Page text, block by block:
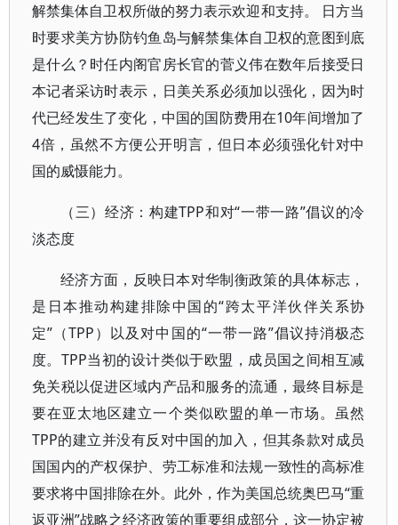
解禁集体自卫权所做的努力表示欢迎和支持。 日方当
时要求美方协防钓鱼岛与解禁集体自卫权的意图到底
是什么？时任内阁官房长官的菅义伟在数年后接受日
本记者采访时表示，日美关系必须加以强化，因为时
代已经发生了变化，中国的国防费用在10年间增加了
4倍，虽然不方便公开明言，但日本必须强化针对中
国的威慑能力。
（三）经济：构建TPP和对“一带一路”倡议的冷
淡态度
经济方面，反映日本对华制衡政策的具体标志，
是日本推动构建排除中国的“跨太平洋伙伴关系协
定”（TPP）以及对中国的“一带一路”倡议持消极态
度。TPP当初的设计类似于欧盟，成员国之间相互减
免关税以促进区域内产品和服务的流通，最终目标是
要在亚太地区建立一个类似欧盟的单一市场。虽然
TPP的建立并没有反对中国的加入，但其条款对成员
国国内的产权保护、劳工标准和法规一致性的高标准
要求将中国排除在外。此外，作为美国总统奥巴马“重
返亚洲”战略之经济政策的重要组成部分，这一协定被